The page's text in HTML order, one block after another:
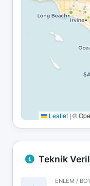
Leaflet | ©
Teknik
ENLEM /